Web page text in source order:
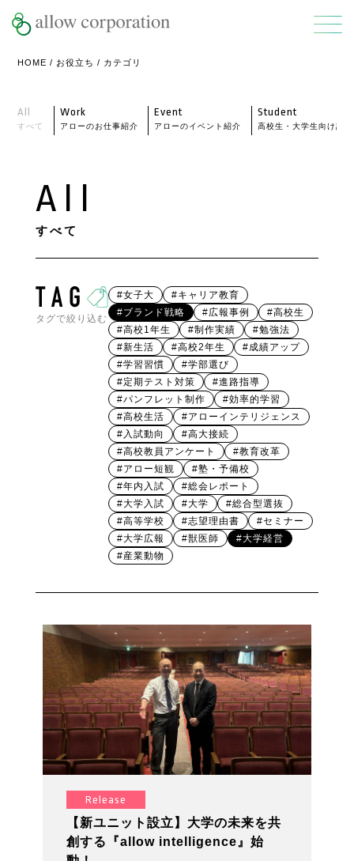
HOME / お役立ち / カテゴリ
All
すべて
Work
アローのお仕事紹介
Event
アローのイベント紹介
Student
高校生・大学生向け記事
All
すべて
タグで絞り込む
#女子大
#キャリア教育
#ブランド戦略
#広報事例
#高校生
#高校1年生
#制作実績
#勉強法
#新生活
#高校2年生
#成績アップ
#学習習慣
#学部選び
#定期テスト対策
#進路指導
#パンフレット制作
#効率的学習
#高校生活
#アローインテリジェンス
#入試動向
#高大接続
#高校教員アンケート
#教育改革
#アロー短観
#塾・予備校
#年内入試
#総会レポート
#大学入試
#大学
#総合型選抜
#高等学校
#志望理由書
#セミナー
#大学広報
#獣医師
#大学経営
#産業動物
Release
【新ユニット設立】大学の未来を共
創する『allow intelligence』始